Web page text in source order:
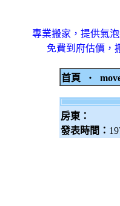
專業搬家，提供氣
免費到府估價，
首頁 ‧
房東：
發表時間：